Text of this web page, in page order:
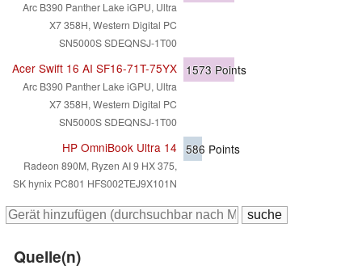
Arc B390 Panther Lake iGPU, Ultra
X7 358H, Western Digital PC
SN5000S SDEQNSJ-1T00
Acer Swift 16 AI SF16-71T-75YX
Arc B390 Panther Lake iGPU, Ultra
X7 358H, Western Digital PC
SN5000S SDEQNSJ-1T00
1573 Points
HP OmniBook Ultra 14
Radeon 890M, Ryzen AI 9 HX 375,
SK hynix PC801 HFS002TEJ9X101N
586 Points
Quelle(n)